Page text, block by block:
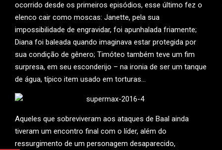
ocorrido desde os primeiros episódios, esse último fez o
elenco cair como moscas: Janette, pela sua
impossibilidade de engravidar, foi apunhalada friamente;
Diana foi baleada quando imaginava estar protegida por
sua condição de gênero; Timóteo também teve um fim
surpresa, em seu esconderijo – na ironia de ser um tanque
de água, típico item usado em torturas…
Aqueles que sobreviveram aos ataques de Baal ainda
tiveram um encontro final com o líder, além do
ressurgimento de um personagem desaparecido,